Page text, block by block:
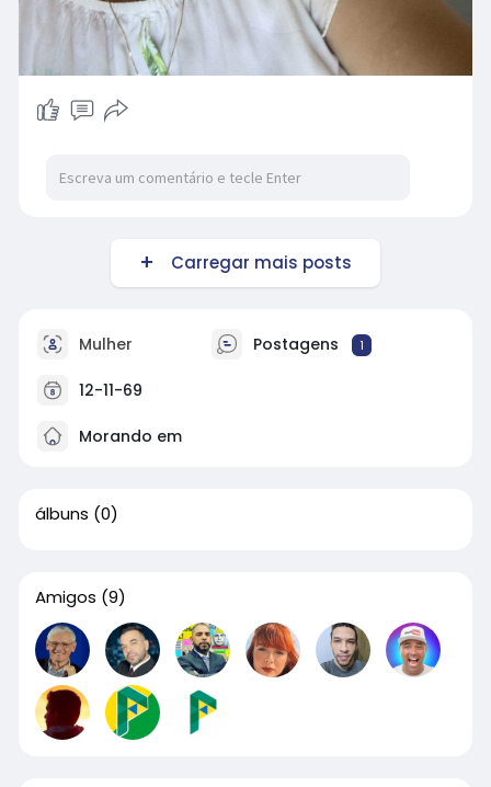
Carregar mais posts
Mulher Postagens 1
12-11-69
Morando em
álbuns (0)
Amigos (9)